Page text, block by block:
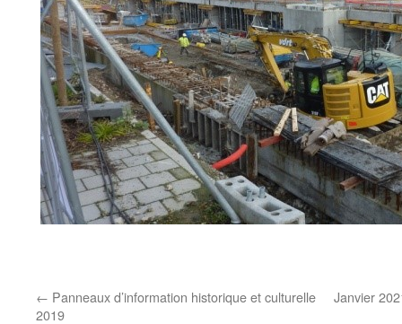
← Panneaux d’information historique et culturelle
2019
Janvier